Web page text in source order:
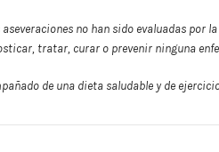
aseveraciones no han sido evaluadas por
tratar, curar o prevenir ninguna
de una dieta saludable y de